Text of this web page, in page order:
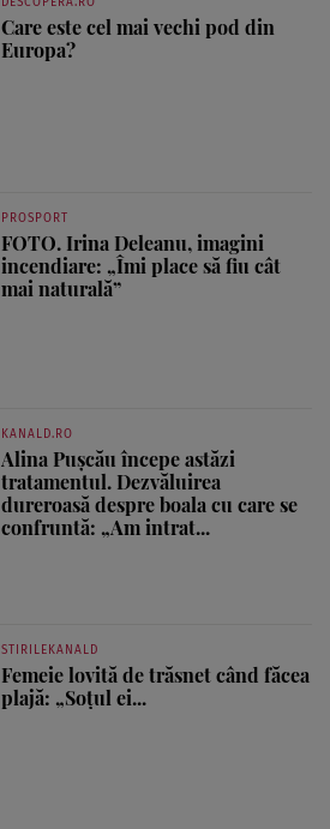
Care este cel mai vechi pod din
Europa?
PROSPORT
FOTO. Irina Deleanu, imagini
incendiare: „Îmi place să fiu cât
mai naturală”
KANALD.RO
Alina Pușcău începe astăzi
tratamentul. Dezvăluirea
dureroasă despre boala cu care se
confruntă: „Am intrat...
STIRILEKANALD
Femeie lovită de trăsnet când făcea
plajă: „Soțul ei...